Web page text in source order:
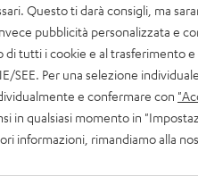
Questo ti darà consigli, ma
pubblicità personalizzata e
di tutti i cookie e al trasferimento
SEE. Per una selezione
e confermare con
in qualsiasi momento in
informazioni, rimandiamo alla